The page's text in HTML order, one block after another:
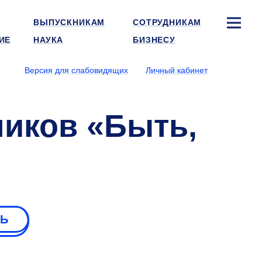
ВЫПУСКНИКАМ
СОТРУДНИКАМ
НАУКА БИЗНЕСУ
Версия для слабовидящих Личный кабинет
«Быть,